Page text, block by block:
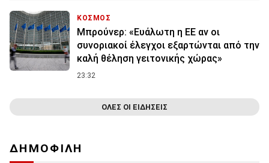
ΚΟΣΜΟΣ
Μπρούνερ: «Ευάλωτη η ΕΕ αν οι
συνοριακοί έλεγχοι εξαρτώνται από την
καλή θέληση γειτονικής χώρας»
23:32
ΟΛΕΣ ΟΙ ΕΙΔΗΣΕΙΣ
ΔΗΜΟΦΙΛΗ